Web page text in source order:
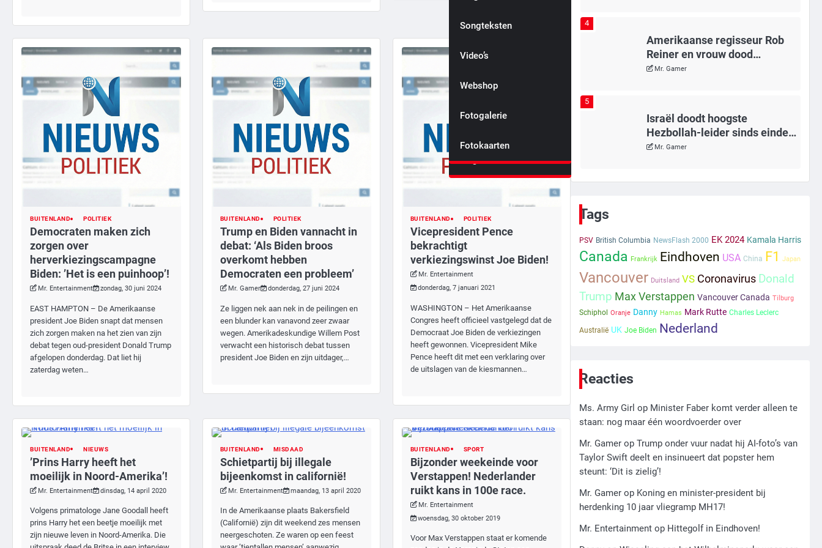
toekomst
De politie
Irritatie
Vertrouwen
Sta stil bij de mooie
dingen
Songteksten
Video’s
Webshop
Fotogalerie
Fotokaarten
BUITENLAND POLITIEK
Democraten maken zich
zorgen over
herverkiezingscampagne
Biden: ’Het is een puinhoop’!
Mr. Entertainment zondag, 30 juni 2024
EAST HAMPTON – De Amerikaanse
president Joe Biden snapt dat mensen
zich zorgen maken na het zien van zijn
debat tegen oud-president Donald Trump
afgelopen donderdag. Dat liet hij
zaterdag weten…
BUITENLAND POLITIEK
Trump en Biden vannacht in
debat: ‘Als Biden broos
overkomt hebben
Democraten een probleem’
Mr. Gamer donderdag, 27 juni 2024
Ze liggen nek aan nek in de peilingen en
een blunder kan vanavond zeer zwaar
wegen. Amerikadeskundige Willem Post
verwacht een historisch debat tussen
president Joe Biden en zijn uitdager,…
BUITENLAND POLITIEK
Vicepresident Pence
bekrachtigt
verkiezingswinst Joe Biden!
Mr. Entertainment
donderdag, 7 januari 2021
WASHINGTON – Het Amerikaanse
Congres heeft officieel vastgelegd dat de
Democraat Joe Biden de verkiezingen
heeft gewonnen. Vicepresident Mike
Pence heeft dit met een verklaring over
de uitslagen van de kiesmannen…
BUITENLAND NIEUWS
’Prins Harry heeft het
moeilijk in Noord-Amerika’!
Mr. Entertainment dinsdag, 14 april 2020
Volgens primatologe Jane Goodall heeft
prins Harry het een beetje moeilijk met
zijn nieuwe leven in Noord-Amerika. Die
BUITENLAND MISDAAD
Schietpartij bij illegale
bijeenkomst in californië!
Mr. Entertainment maandag, 13 april 2020
In de Amerikaanse plaats Bakersfield
(Californië) zijn dit weekend zes mensen
neergeschoten. Ze waren op een feest
BUITENLAND SPORT
Bijzonder weekeinde voor
Verstappen! Nederlander
ruikt kans in 100e race.
Mr. Entertainment
woensdag, 30 oktober 2019
Voor Max Verstappen staat er komende
4
Amerikaanse regisseur Rob
Reiner en vrouw dood
gevonden in hun huis, eigen
Mr. Gamer
5
Israël doodt hoogste
Hezbollah-leider sinds einde
oorlog, samen met meerdere
Mr. Gamer
6
inwoners door Siem, ondanks
onrust’
1
Kleine veranderingen op
Mr. Gamer
regisseur Rob Reiner,
gearresteerd na dood ouders
Ms. Army Girl
4
Amerikaanse regisseur Rob
Reiner en vrouw dood
gevonden in hun huis, eigen
Tags
PSV British Columbia NewsFlash 2000 EK 2024 Kamala Harris
Canada Frankrijk Eindhoven USA China F1 Japan
Vancouver Duitsland VS Coronavirus Donald
Trump Max Verstappen Vancouver Canada Tilburg
Schiphol Oranje Danny Hamas Mark Rutte Charles Leclerc
Australië UK Joe Biden Nederland
Reacties
Ms. Army Girl op Minister Faber komt verder alleen te
staan: nog maar één woordvoerder over
Mr. Gamerop Trump onder vuur nadat hij AI-foto’s van
Taylor Swift deelt en insinueert dat popster hem
steunt: ‘Dit is zielig’!
Mr. Gamerop Koning en minister-president bij
herdenking 10 jaar vliegramp MH17!
Mr. Entertainmentop Hittegolf in Eindhoven!